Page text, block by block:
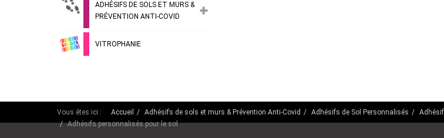
ADHÉSIFS DE SOLS ET MURS &
PRÉVENTION ANTI-COVID
VITROPHANIE
Vous êtes ici : Accueil Adhésifs de sols et murs & Prévention Anti-Covid Adhésifs de Sol Personnalisés
Adhésifs personnalisés pour le sol